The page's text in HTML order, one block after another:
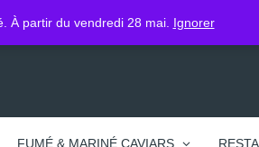
À partir du vendredi 28 mai. Ignorer
FUMÉ & MARINÉ CAVIARS